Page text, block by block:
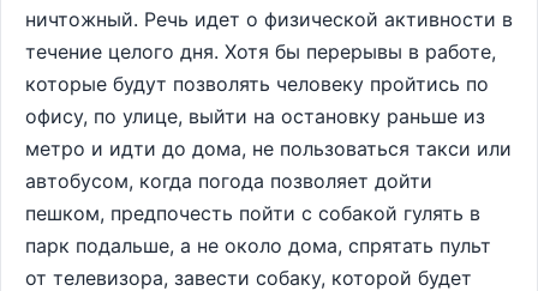
ничтожный. Речь идет о физической активности в
течение целого дня. Хотя бы перерывы в работе,
которые будут позволять человеку пройтись по
офису, по улице, выйти на остановку раньше из
метро и идти до дома, не пользоваться такси или
автобусом, когда погода позволяет дойти
пешком, предпочесть пойти с собакой гулять в
парк подальше, а не около дома, спрятать пульт
от телевизора, завести собаку, которой будет